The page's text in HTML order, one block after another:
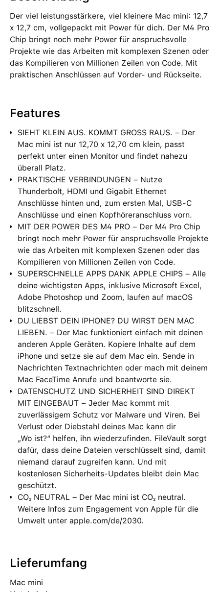
Der viel leistungsstärkere, viel kleinere Mac mini: 12,7
x 12,7 cm, vollgepackt mit Power für dich. Der M4 Pro
Chip bringt noch mehr Power für anspruchsvolle
Projekte wie das Arbeiten mit komplexen Szenen oder
das Kompilieren von Millionen Zeilen von Code. Mit
praktischen Anschlüssen auf Vorder- und Rückseite.
Features
SIEHT KLEIN AUS. KOMMT GROSS RAUS. – Der
Mac mini ist nur 12,70 x 12,70 cm klein, passt
perfekt unter einen Monitor und findet nahezu
überall Platz.
PRAKTISCHE VERBINDUNGEN – Nutze
Thunderbolt, HDMI und Gigabit Ethernet
Anschlüsse hinten und, zum ersten Mal, USB‑C
Anschlüsse und einen Kopfhöreranschluss vorn.
MIT DER POWER DES M4 PRO – Der M4 Pro Chip
bringt noch mehr Power für anspruchsvolle Projekte
wie das Arbeiten mit komplexen Szenen oder das
Kompilieren von Millionen Zeilen von Code.
SUPERSCHNELLE APPS DANK APPLE CHIPS – Alle
deine wichtigsten Apps, inklusive Microsoft Excel,
Adobe Photoshop und Zoom, laufen auf macOS
blitzschnell.
DU LIEBST DEIN IPHONE? DU WIRST DEN MAC
LIEBEN. – Der Mac funktioniert einfach mit deinen
anderen Apple Geräten. Kopiere Inhalte auf dem
iPhone und setze sie auf dem Mac ein. Sende in
Nachrichten Textnachrichten oder mach mit deinem
Mac FaceTime Anrufe und beantworte sie.
DATENSCHUTZ UND SICHERHEIT SIND DIREKT
MIT EINGEBAUT − Jeder Mac kommt mit
zuverlässigem Schutz vor Malware und Viren. Bei
Verlust oder Diebstahl deines Mac kann dir
„Wo ist?“ helfen, ihn wiederzufinden. FileVault sorgt
dafür, dass deine Dateien verschlüsselt sind, damit
niemand darauf zugreifen kann. Und mit
kostenlosen Sicherheits-Updates bleibt dein Mac
geschützt.
CO₂ NEUTRAL – Der Mac mini ist CO₂ neutral.
Weitere Infos zum Engagement von Apple für die
Umwelt unter apple.com/de/2030.
Lieferumfang
Mac mini